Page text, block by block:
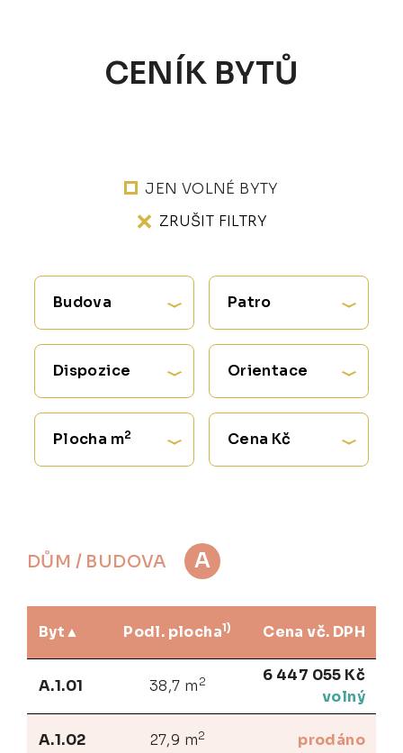
CENÍK BYTŮ
JEN VOLNÉ BYTY
ZRUŠIT FILTRY
Budova Patro
Dispozice Orientace
Plocha m2 Cena Kč
DŮM / BUDOVA A
Byt Podl. plocha1) Cena vč. DPH
A.1.01 38,7 m 2
6 447 055 Kč
volný
A.1.02 27,9 m2 prodáno